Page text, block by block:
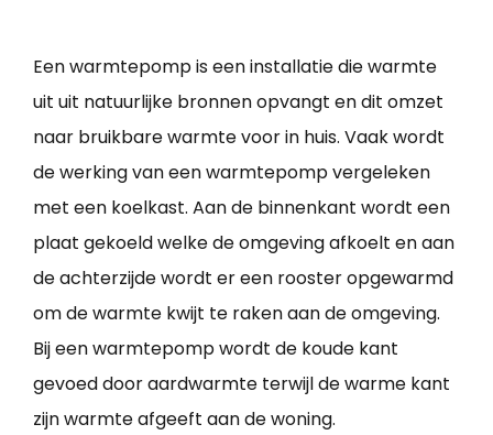
Een warmtepomp is een installatie die warmte
uit uit natuurlijke bronnen opvangt en dit omzet
naar bruikbare warmte voor in huis. Vaak wordt
de werking van een warmtepomp vergeleken
met een koelkast. Aan de binnenkant wordt een
plaat gekoeld welke de omgeving afkoelt en aan
de achterzijde wordt er een rooster opgewarmd
om de warmte kwijt te raken aan de omgeving.
Bij een warmtepomp wordt de koude kant
gevoed door aardwarmte terwijl de warme kant
zijn warmte afgeeft aan de woning.